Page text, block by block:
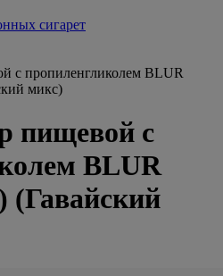
сигарет
с пропиленгликолем BLUR
микс)
пищевой с
BLUR
(Гавайский